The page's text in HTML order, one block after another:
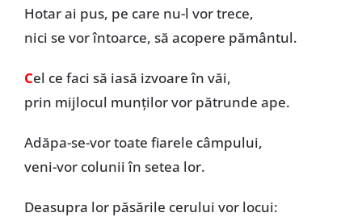
Hotar ai pus, pe care nu-l vor trece,
nici se vor întoarce, să acopere pământul.
Cel ce faci să iasă izvoare în văi,
prin mijlocul munților vor pătrunde ape.
Adăpa-se-vor toate fiarele câmpului,
veni-vor colunii în setea lor.
Deasupra lor păsările cerului vor locui: